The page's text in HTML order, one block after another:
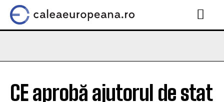
CE aprobă ajutorul de stat